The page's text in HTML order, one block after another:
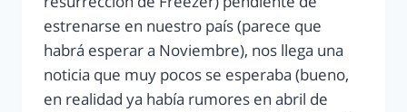
estrenarse en nuestro país (parece que
habrá esperar a Noviembre), nos llega una
noticia que muy pocos se esperaba (bueno,
en realidad ya había rumores en abril de